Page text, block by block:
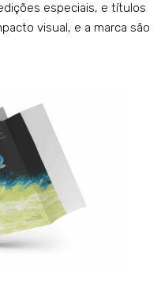
especiais, e títulos
visual, e a marca são